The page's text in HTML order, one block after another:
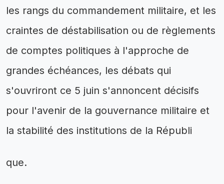
les rangs du commandement militaire, et les
craintes de déstabilisation ou de règlements
de comptes politiques à l'approche de
grandes échéances, les débats qui
s'ouvriront ce 5 juin s'annoncent décisifs
pour l'avenir de la gouvernance militaire et
la stabilité des institutions de la Républi
que.